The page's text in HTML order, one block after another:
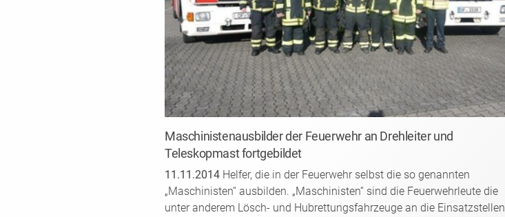
Maschinistenausbilder der Feuerwehr an Drehleiter und
Teleskopmast fortgebildet
11.11.2014 Helfer, die in der Feuerwehr selbst die so genannten
„Maschinisten“ ausbilden. „Maschinisten“ sind die Feuerwehrleute die
unter anderem Lösch- und Hubrettungsfahrzeuge an die Einsatzstellen